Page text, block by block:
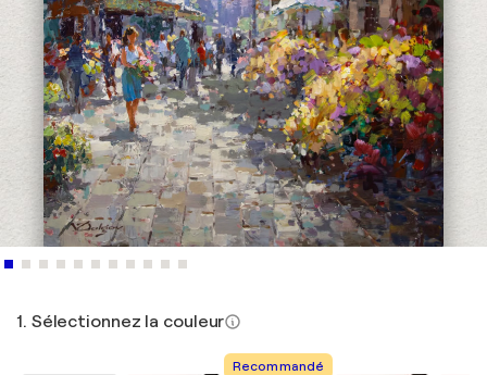
1. Sélectionnez la couleur
Recommandé